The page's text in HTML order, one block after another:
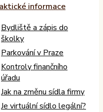
informace
Bydliště a zápis do
školky
Parkování v Praze
Kontroly finančního
úřadu
Jak na změnu sídla firmy
Je virtuální sídlo legální?